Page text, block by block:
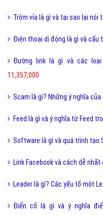
Trộm vía là gì và tại sao lại nói
Điện thoại di động là gì và cấu
Đường link là gì và các
11,357,000
Scam là gì? Những ý nghĩa của
Feed là gì và ý nghĩa từ Feed
Software là gì và quá trình tạo
Link Facebook và cách dễ
Leader là gì? Các yếu tố một
Điển cố là gì và ý nghĩa